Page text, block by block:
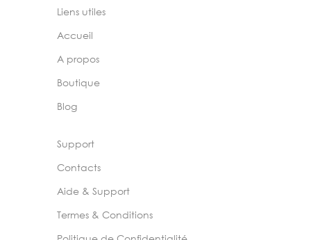
Liens utiles
Accueil
A propos
Boutique
Blog
Support
Contacts
Aide & Support
Termes & Conditions